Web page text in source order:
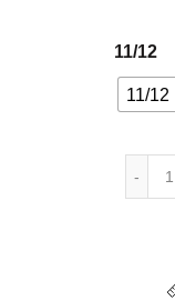
11/12
11/12